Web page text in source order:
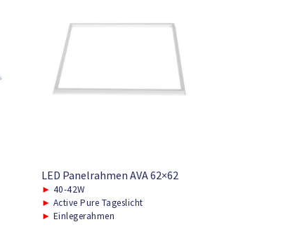
LED Panelrahmen AVA 62×62
► 40-42W
► Active Pure Tageslicht
► Einlegerahmen